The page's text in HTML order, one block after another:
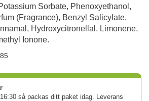
Sorbate, Phenoxyethanol,
(Fragrance), Benzyl Salicylate,
Hydroxycitronellal, Limonene,
Ionone.
så packas ditt paket idag. Leverans